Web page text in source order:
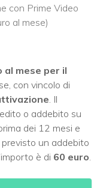
con Prime Video
al mese)
al mese per il
con vincolo di
. Il
o addebito su
dei 12 mesi e
un addebito
è di 60 euro